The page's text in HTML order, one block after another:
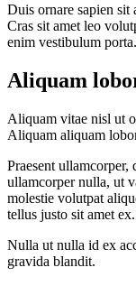
Duis ornare sapien sit
Cras sit amet leo
enim vestibulum porta.
Aliquam
Aliquam vitae nisl ut
Aliquam aliquam
Praesent ullamcorper,
ullamcorper nulla, ut
molestie volutpat
tellus justo sit amet ex.
Nulla ut nulla id ex
gravida blandit.